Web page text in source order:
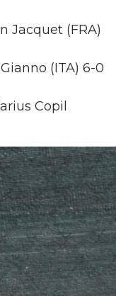
Jacquet (FRA)
(ITA) 6-0
Copil